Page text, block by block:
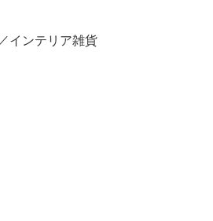
インテリア雑貨